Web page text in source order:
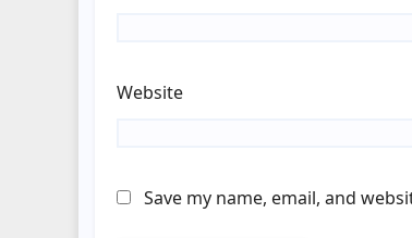
Website
Save my name, email, and